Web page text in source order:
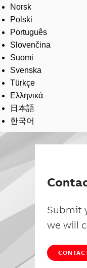
Norsk
Polski
Português
Slovenčina
Suomi
Svenska
Türkçe
Ελληνικά
日本語
한국어
Submit
we will